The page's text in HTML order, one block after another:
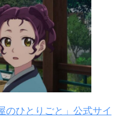
のひとりごと」公式サイ